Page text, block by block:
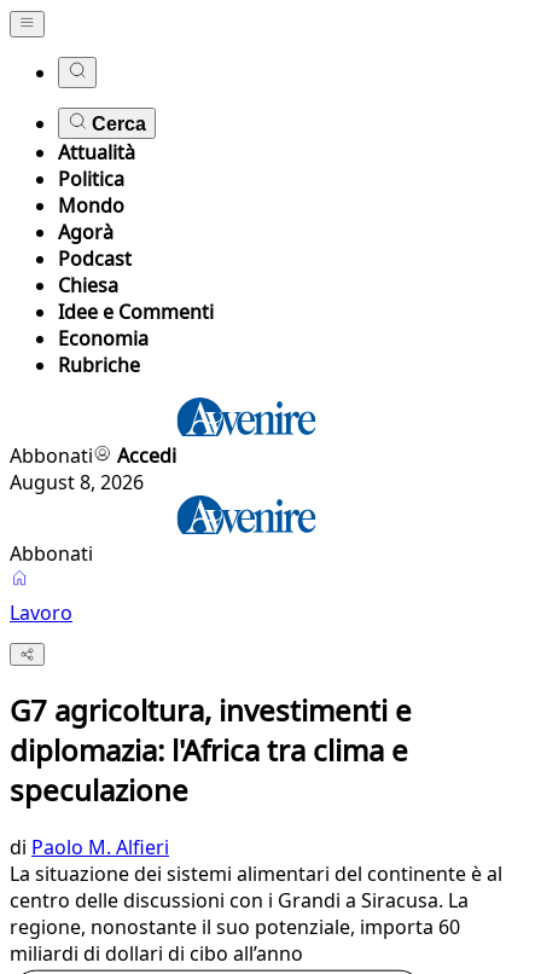
Cerca
Attualità
Politica
Mondo
Agorà
Podcast
Chiesa
Idee e Commenti
Economia
Rubriche
Abbonati
Accedi
August 8, 2026
Abbonati
Lavoro
G7 agricoltura, investimenti e
diplomazia: l'Africa tra clima e
speculazione
di Paolo M. Alfieri
La situazione dei sistemi alimentari del continente è al
centro delle discussioni con i Grandi a Siracusa. La
regione, nonostante il suo potenziale, importa 60
miliardi di dollari di cibo all’anno